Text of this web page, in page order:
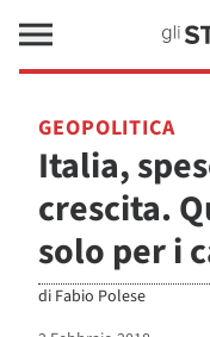
GEOPOLITICA
Italia,
crescita.
solo per i
di Fabio Polese